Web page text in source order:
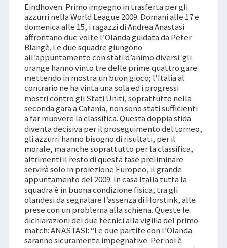
Eindhoven. Primo impegno in trasferta per gli
azzurri nella World League 2009. Domani alle 17 e
domenica alle 15, i ragazzi di Andrea Anastasi
affrontano due volte l’Olanda guidata da Peter
Blangè. Le due squadre giungono
all’appuntamento con stati d’animo diversi: gli
orange hanno vinto tre delle prime quattro gare
mettendo in mostra un buon gioco; l’Italia al
contrario ne ha vinta una sola ed i progressi
mostri contro gli Stati Uniti, soprattutto nella
seconda gara a Catania, non sono stati sufficienti
a far muovere la classifica. Questa doppia sfida
diventa decisiva per il proseguimento del torneo,
gli azzurri hanno bisogno di risultati, per il
morale, ma anche soprattutto per la classifica,
altrimenti il resto di questa fase preliminare
servirà solo in proiezione Europeo, il grande
appuntamento del 2009. In casa Italia tutta la
squadra è in buona condizione fisica, tra gli
olandesi da segnalare l’assenza di Horstink, alle
prese con un problema alla schiena. Queste le
dichiarazioni dei due tecnici alla vigilia del primo
match: ANASTASI: “Le due partite con l’Olanda
saranno sicuramente impegnative. Per noi è